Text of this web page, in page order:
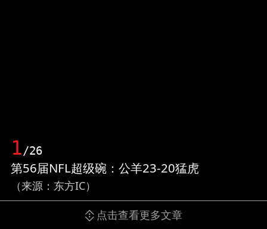
1/26
第56届NFL超级碗：公羊23-20猛虎
（来源：东方IC）
点击查看更多文章